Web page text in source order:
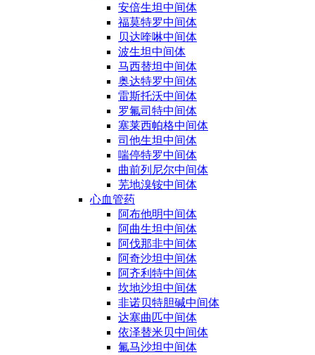
安倍生坦中间体
福莫特罗中间体
贝达喹啉中间体
波生坦中间体
马西替坦中间体
奥达特罗中间体
雷斯托沃中间体
罗氟司特中间体
塞莱西帕格中间体
司他生坦中间体
喘停特罗中间体
曲前列尼尔中间体
芜地溴铵中间体
心血管药
阿布他明中间体
阿曲生坦中间体
阿伐那非中间体
阿奇沙坦中间体
阿齐利特中间体
坎地沙坦中间体
非诺贝特胆碱中间体
达塞曲匹中间体
依泽替米贝中间体
氟马沙坦中间体